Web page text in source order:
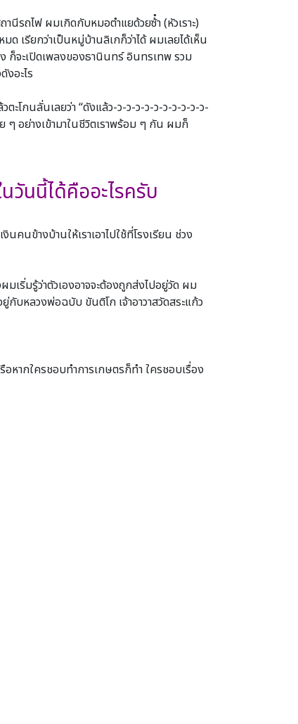
นีรถไฟ ผมเกิดกับหมอตําแยด้วยซ้ํา (หัวเราะ)
เรียกว่าเป็นหมู่บ้านลิเกก็ว่าได้ ผมเลยได้เห็น
ก็จะเปิดเพลงของธานินทร์ อินทรเทพ รวม
งอะไร
โกนลั่นเลยว่า “ดังแล้ว-ว-ว-ว-ว-ว-ว-ว-ว-ว-ว-
ๆ อย่างเข้ามาในชีวิตเราพร้อม ๆ กัน ผมก็
วันนี้ได้คืออะไรครับ
คนข้างบ้านให้เราเอาไปใช้ที่โรงเรียน ช่วง
เริ่มรู้ว่าตัวเองอาจจะต้องถูกส่งไปอยู่วัด ผม
กับหลวงพ่อฉบับ ขันติโก เจ้าอาวาสวัดสระแก้ว
อหากใครชอบทําการเกษตรก็ทํา ใครชอบเรื่อง